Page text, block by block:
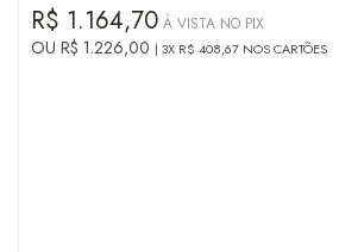
R$ 1.164,70 À VISTA NO PIX
OU R$ 1.226,00 3X R$ 408,67 NOS CARTÕES